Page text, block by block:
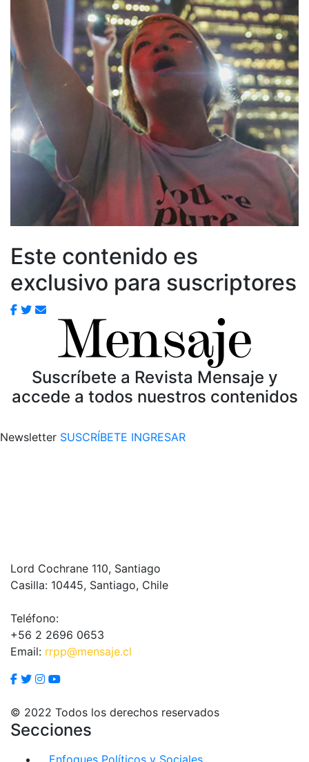
Este contenido es
exclusivo para suscriptores
Suscríbete a Revista Mensaje y
accede a todos nuestros contenidos
Newsletter SUSCRÍBETE INGRESAR
Lord Cochrane 110, Santiago
Casilla: 10445, Santiago, Chile
Teléfono:
+56 2 2696 0653
Email: rrpp@mensaje.cl
© 2022 Todos los derechos reservados
Secciones
Enfoques Políticos y Sociales